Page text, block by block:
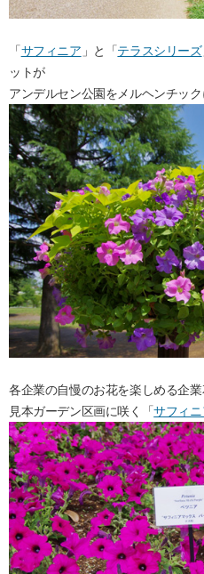
「サフィニア 」と「テラスシリーズ
ットが
アンデルセン公園をメルヘンチック
各企業の自慢のお花を楽しめる企
見本ガーデン区画に咲く「サフィ